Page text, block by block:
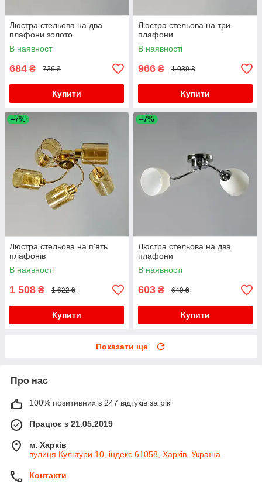
Люстра стельова на два
плафони золото
В наявності
684 ₴ 736 ₴
Купити
Люстра стельова на три
плафони
В наявності
966 ₴ 1 039 ₴
Купити
–7%
Люстра стельова на п'ять
плафонів
В наявності
1 508 ₴ 1 622 ₴
Купити
–7%
Люстра стельова на два
плафони
В наявності
603 ₴ 649 ₴
Купити
Показати ще
Про нас
100% позитивних з 247 відгуків за рік
Працює з 21.05.2019
м. Харків
вулиця Культури 10, індекс 61058, Харків, Україна
Контакти